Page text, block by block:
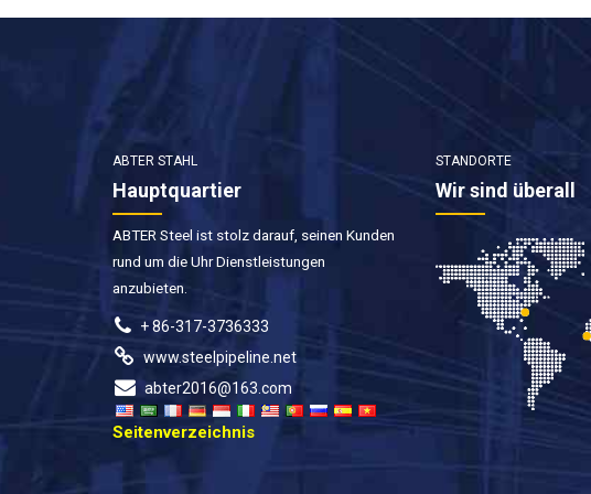
ABTER STAHL
Hauptquartier
ABTER Steel ist stolz darauf, seinen Kunden
rund um die Uhr Dienstleistungen
anzubieten.
+ 86-317-3736333
www.steelpipeline.net
abter2016@163.com
Seitenverzeichnis
STANDORTE
Wir sind überall